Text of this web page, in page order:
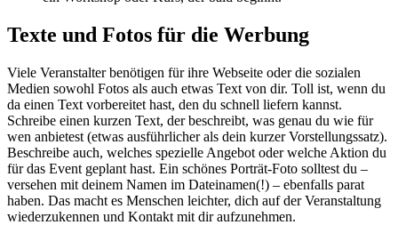
Texte und Fotos für die Werbung
Viele Veranstalter benötigen für ihre Webseite oder die sozialen
Medien sowohl Fotos als auch etwas Text von dir. Toll ist, wenn du
da einen Text vorbereitet hast, den du schnell liefern kannst.
Schreibe einen kurzen Text, der beschreibt, was genau du wie für
wen anbietest (etwas ausführlicher als dein kurzer Vorstellungssatz).
Beschreibe auch, welches spezielle Angebot oder welche Aktion du
für das Event geplant hast. Ein schönes Porträt-Foto solltest du –
versehen mit deinem Namen im Dateinamen(!) – ebenfalls parat
haben. Das macht es Menschen leichter, dich auf der Veranstaltung
wiederzukennen und Kontakt mit dir aufzunehmen.